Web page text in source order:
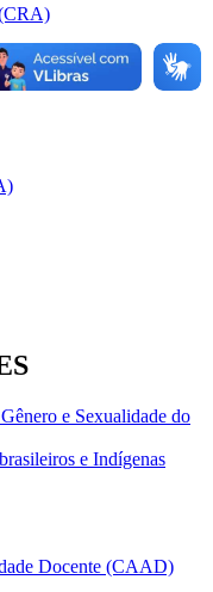
e Sexualidade do
e Indígenas
Docente (CAAD)